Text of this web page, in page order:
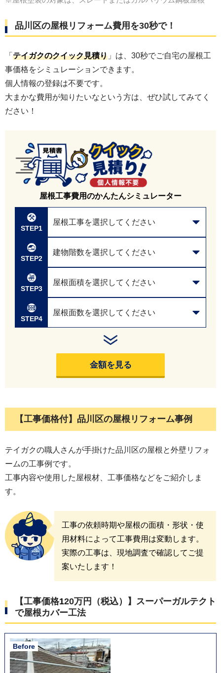
品川区の屋根リフォーム費用を30秒で！
「 テイガクのクイック見積り 」は、30秒でご自宅の屋根工
事価格をシミュレーションできます。
個人情報の登録は不要です。
大まかな費用が知りたいなという方は、ぜひ試してみてく
ださい！
屋根工事費用のかんたんシミュレーター
STEP1
屋根工事を選択してください
STEP2
建物階数を選択してください
STEP3
屋根面積を選択してください
STEP4
屋根面数を選択してください
金額を見る
【工事価格付】 品川区の屋根リフォーム事例
テイガクの職人さんが手掛けた品川区の屋根と外壁リフォ
ームの工事例です。
工事内容や使用した屋根材、工事価格などをご紹介しま
す。
工事の依頼時期や屋根の面積・形状・使
用材料によって工事費用は変動します。
実際の工事は、現地調査で確認してご提
案いたします！
【工事価格120万円（税込）】スーパーガルテクト
で屋根カバー工法